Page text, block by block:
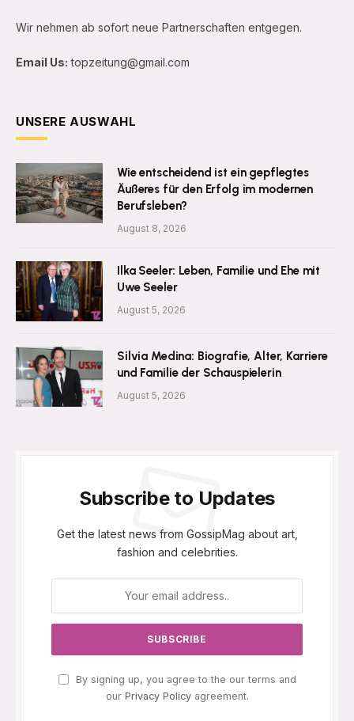
Wir nehmen ab sofort neue Partnerschaften entgegen.
Email Us: topzeitung@gmail.com
UNSERE AUSWAHL
Wie entscheidend ist ein gepflegtes
Äußeres für den Erfolg im modernen
Berufsleben?
August 8, 2026
Ilka Seeler: Leben, Familie und Ehe mit
Uwe Seeler
August 5, 2026
Silvia Medina: Biografie, Alter, Karriere
und Familie der Schauspielerin
August 5, 2026
Subscribe to Updates
Get the latest news from GossipMag about art,
fashion and celebrities.
By signing up, you agree to the our terms and
our Privacy Policyagreement.